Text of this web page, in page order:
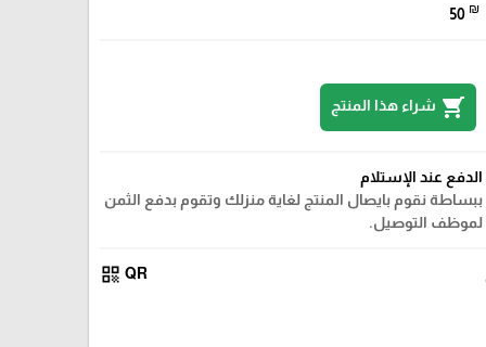
50 ₪
shopping_cart شراء هذا المنتج
الدفع عند الإستلام
ببساطة نقوم بايصال المنتج لغاية منزلك وتقوم بدفع الثمن
لموظف التوصيل.
QR
qr_code